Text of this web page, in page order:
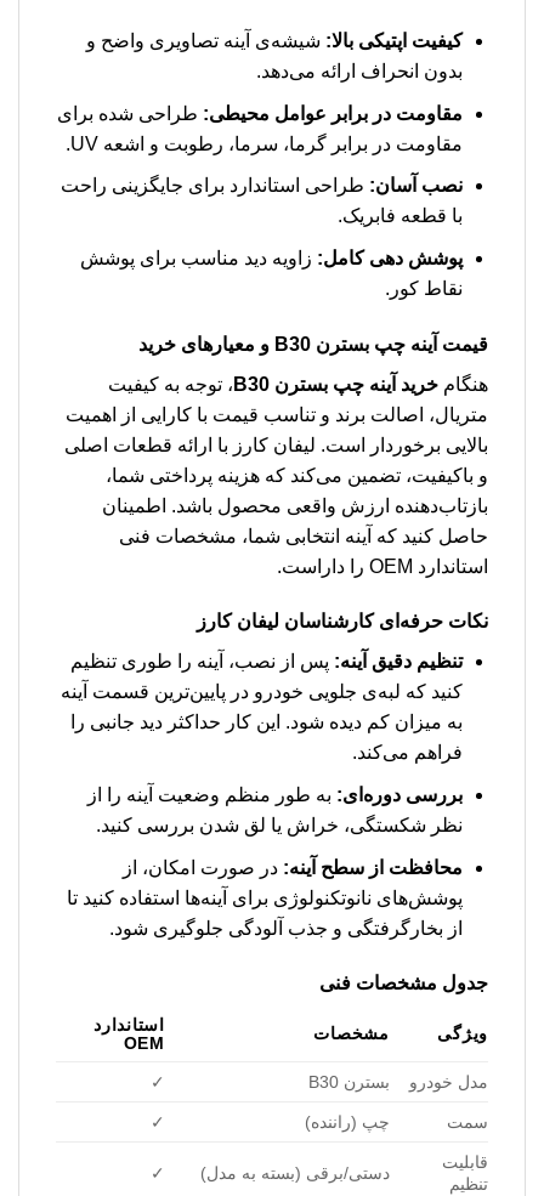
کیفیت اپتیکی بالا: شیشه‌ی آینه تصاویری واضح و
بدون انحراف ارائه می‌دهد.
مقاومت در برابر عوامل محیطی: طراحی شده برای
مقاومت در برابر گرما، سرما، رطوبت و اشعه UV.
نصب آسان: طراحی استاندارد برای جایگزینی راحت
با قطعه فابریک.
پوشش دهی کامل: زاویه دید مناسب برای پوشش
نقاط کور.
قیمت آینه چپ بسترن B30
و معیارهای خرید
هنگام خرید آینه چپ بسترن B30
، توجه به کیفیت
متریال، اصالت برند و تناسب قیمت با کارایی از اهمیت
بالایی برخوردار است. لیفان کارز با ارائه قطعات اصلی
و باکیفیت، تضمین می‌کند که هزینه پرداختی شما،
بازتاب‌دهنده ارزش واقعی محصول باشد. اطمینان
حاصل کنید که آینه انتخابی شما، مشخصات فنی
استاندارد OEM را داراست.
نکات حرفه‌ای کارشناسان لیفان کارز
تنظیم دقیق آینه: پس از نصب، آینه را طوری تنظیم
کنید که لبه‌ی جلویی خودرو در پایین‌ترین قسمت آینه
به میزان کم دیده شود. این کار حداکثر دید جانبی را
فراهم می‌کند.
بررسی دوره‌ای: به طور منظم وضعیت آینه را از
نظر شکستگی، خراش یا لق شدن بررسی کنید.
محافظت از سطح آینه: در صورت امکان، از
پوشش‌های نانوتکنولوژی برای آینه‌ها استفاده کنید تا
از بخارگرفتگی و جذب آلودگی جلوگیری شود.
جدول مشخصات فنی
ویژگی مشخصات
استاندارد
OEM
مدل خودرو
بسترن B30 ✓
سمت چپ (راننده) ✓
قابلیت
تنظیم
دستی/برقی (بسته به مدل) ✓